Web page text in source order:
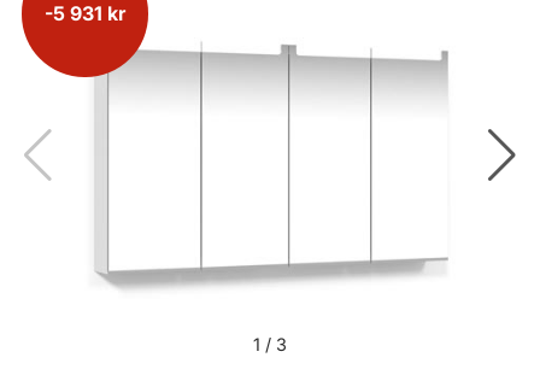
-5 931 kr
1 / 3